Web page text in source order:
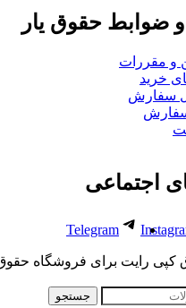
ضوابط حقوق یار
و مقررات
خرید
سفارش
اجتماعی
Telegram
کپی رایت برای فروشگاه
جستجو